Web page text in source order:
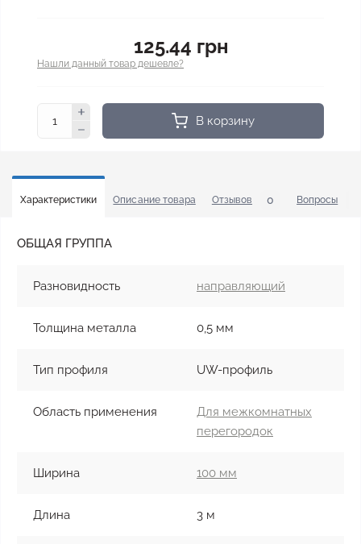
125.44 грн
Нашли данный товар дешевле?
В корзину
Характеристики Описание товара Отзывов 0 Вопросы
ОБЩАЯ ГРУППА
Разновидность направляющий
Толщина металла 0,5 мм
Тип профиля UW-профиль
Область применения
Для межкомнатных
перегородок
Ширина 100 мм
Длина 3 м